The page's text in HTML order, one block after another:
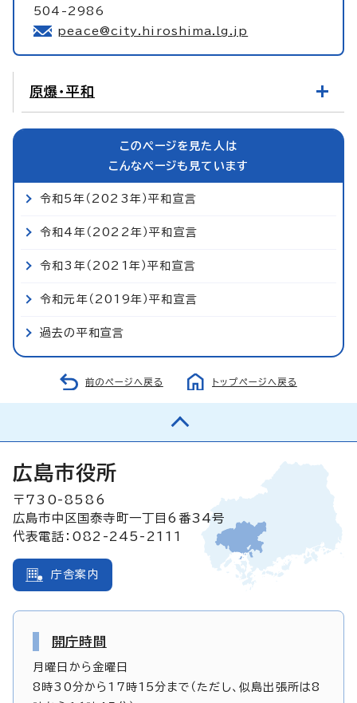
504-2986
peace@city.hiroshima.lg.jp
原爆・平和
このページを見た人は
こんなページも見ています
令和5年（2023年）平和宣言
令和4年（2022年）平和宣言
令和3年（2021年）平和宣言
令和元年（2019年）平和宣言
過去の平和宣言
前のページへ戻る トップページへ戻る
広島市役所
〒730-8586
広島市中区国泰寺町一丁目6番34号
代表電話：082-245-2111
庁舎案内
開庁時間
月曜日から金曜日
8時30分から17時15分まで（ただし、似島出張所は8